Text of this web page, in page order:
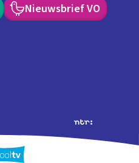
Nieuwsbrief VO